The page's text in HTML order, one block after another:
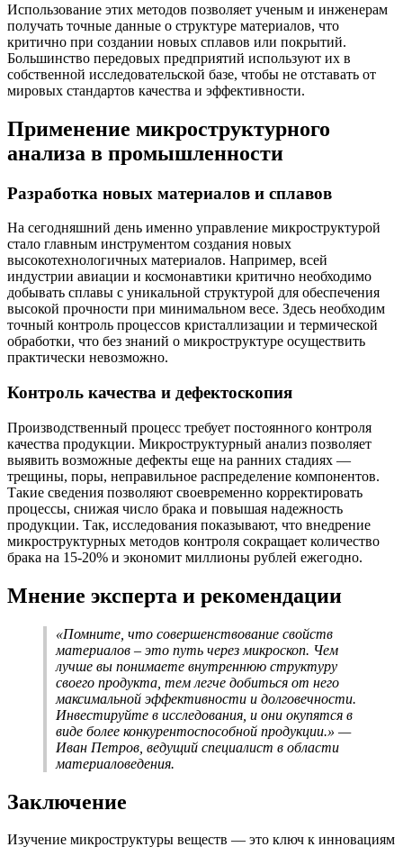
Использование этих методов позволяет ученым и инженерам
получать точные данные о структуре материалов, что
критично при создании новых сплавов или покрытий.
Большинство передовых предприятий используют их в
собственной исследовательской базе, чтобы не отставать от
мировых стандартов качества и эффективности.
Применение микроструктурного
анализа в промышленности
Разработка новых материалов и сплавов
На сегодняшний день именно управление микроструктурой
стало главным инструментом создания новых
высокотехнологичных материалов. Например, всей
индустрии авиации и космонавтики критично необходимо
добывать сплавы с уникальной структурой для обеспечения
высокой прочности при минимальном весе. Здесь необходим
точный контроль процессов кристаллизации и термической
обработки, что без знаний о микроструктуре осуществить
практически невозможно.
Контроль качества и дефектоскопия
Производственный процесс требует постоянного контроля
качества продукции. Микроструктурный анализ позволяет
выявить возможные дефекты еще на ранних стадиях —
трещины, поры, неправильное распределение компонентов.
Такие сведения позволяют своевременно корректировать
процессы, снижая число брака и повышая надежность
продукции. Так, исследования показывают, что внедрение
микроструктурных методов контроля сокращает количество
брака на 15-20% и экономит миллионы рублей ежегодно.
Мнение эксперта и рекомендации
«Помните, что совершенствование свойств
материалов – это путь через микроскоп. Чем
лучше вы понимаете внутреннюю структуру
своего продукта, тем легче добиться от него
максимальной эффективности и долговечности.
Инвестируйте в исследования, и они окупятся в
виде более конкурентоспособной продукции.» —
Иван Петров, ведущий специалист в области
материаловедения.
Заключение
Изучение микроструктуры веществ — это ключ к инновациям